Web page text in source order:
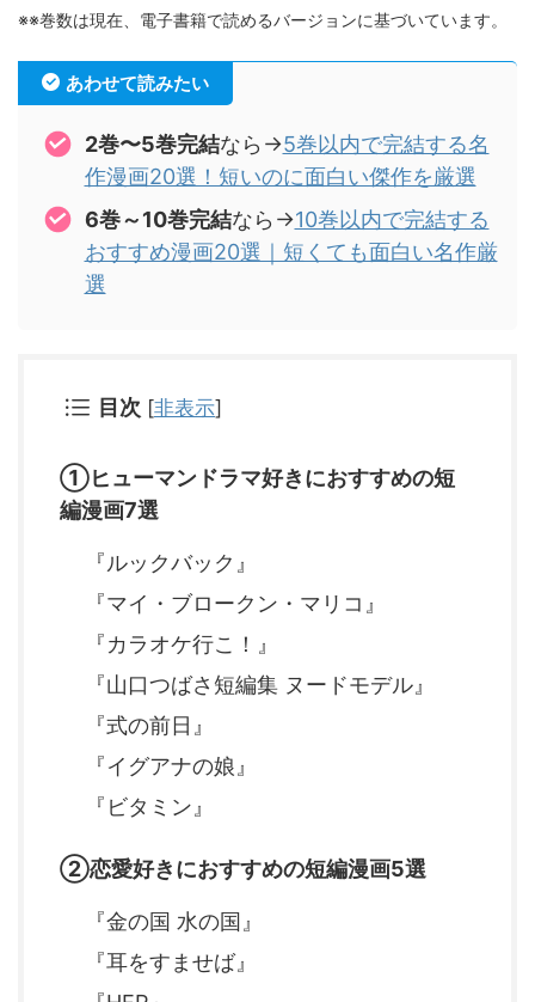
※※巻数は現在、電子書籍で読めるバージョンに基づいています。
あわせて読みたい
2巻〜5巻完結なら→5巻以内で完結する名
作漫画20選！短いのに面白い傑作を厳選
6巻～10巻完結なら→10巻以内で完結する
おすすめ漫画20選｜短くても面白い名作厳
選
目次 [非表示]
①ヒューマンドラマ好きにおすすめの短
編漫画7選
『ルックバック』
『マイ・ブロークン・マリコ』
『カラオケ行こ！』
『山口つばさ短編集 ヌードモデル』
『式の前日』
『イグアナの娘』
『ビタミン』
②恋愛好きにおすすめの短編漫画5選
『金の国 水の国』
『耳をすませば』